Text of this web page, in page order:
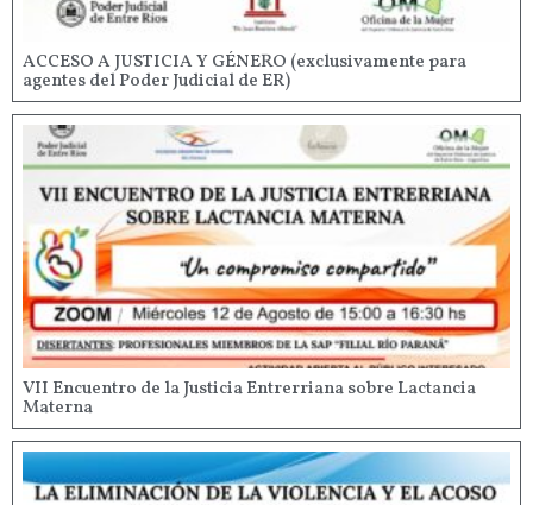
ACCESO A JUSTICIA Y GÉNERO (exclusivamente para
agentes del Poder Judicial de ER)
VII Encuentro de la Justicia Entrerriana sobre Lactancia
Materna